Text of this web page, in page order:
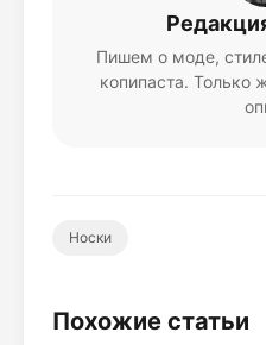
Пишем о моде,
копипаста. Только
Носки
Похожие статьи